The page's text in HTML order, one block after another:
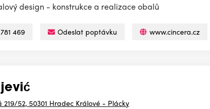
design - konstrukce a realizace obalů
469 Odeslat poptávku www.cincera.cz
219/52, 50301 Hradec Králové - Plácky